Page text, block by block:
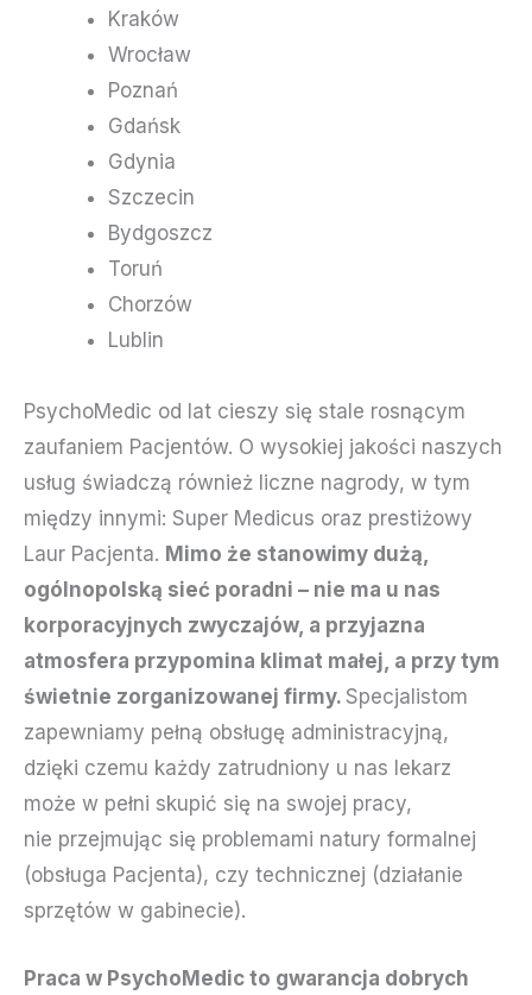
Kraków
Wrocław
Poznań
Gdańsk
Gdynia
Szczecin
Bydgoszcz
Toruń
Chorzów
Lublin
PsychoMedic od lat cieszy się stale rosnącym
zaufaniem Pacjentów. O wysokiej jakości naszych
usług świadczą również liczne nagrody, w tym
między innymi: Super Medicus oraz prestiżowy
Laur Pacjenta. Mimo że stanowimy dużą,
ogólnopolską sieć poradni – nie ma u nas
korporacyjnych zwyczajów, a przyjazna
atmosfera przypomina klimat małej, a przy tym
świetnie zorganizowanej firmy. Specjalistom
zapewniamy pełną obsługę administracyjną,
dzięki czemu każdy zatrudniony u nas lekarz
może w pełni skupić się na swojej pracy,
nie przejmując się problemami natury formalnej
(obsługa Pacjenta), czy technicznej (działanie
sprzętów w gabinecie).
Praca w PsychoMedic to gwarancja dobrych